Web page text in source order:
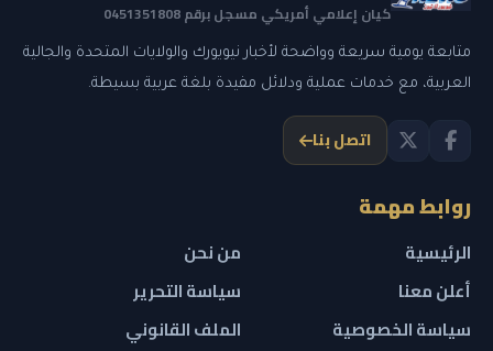
كيان إعلامي أمريكي مسجل برقم 0451351808
متابعة يومية سريعة وواضحة لأخبار نيويورك والولايات المتحدة والجالية
العربية، مع خدمات عملية ودلائل مفيدة بلغة عربية بسيطة.
اتصل بنا
روابط مهمة
الرئيسية
من نحن
أعلن معنا
سياسة التحرير
سياسة الخصوصية
الملف القانوني